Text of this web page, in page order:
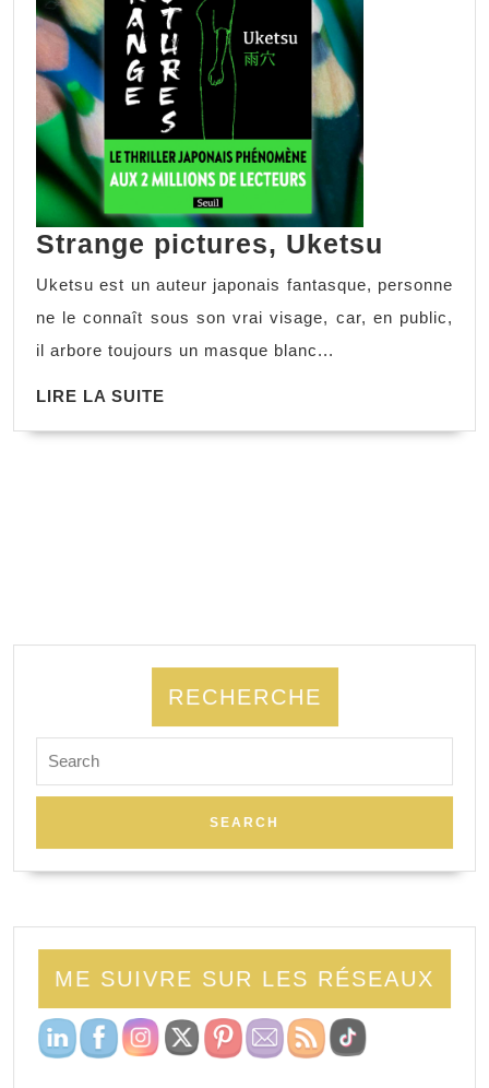
Strange pictures, Uketsu
Uketsu est un auteur japonais fantasque, personne
ne le connaît sous son vrai visage, car, en public,
il arbore toujours un masque blanc...
LIRE LA SUITE
RECHERCHE
ME SUIVRE SUR LES RÉSEAUX